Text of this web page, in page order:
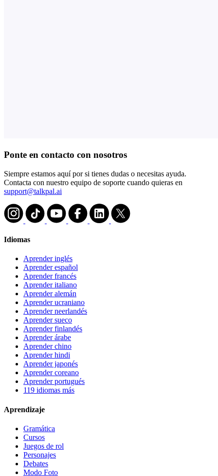
Ponte en contacto con nosotros
Siempre estamos aquí por si tienes dudas o necesitas ayuda.
Contacta con nuestro equipo de soporte cuando quieras en
support@talkpal.ai
Idiomas
Aprender inglés
Aprender español
Aprender francés
Aprender italiano
Aprender alemán
Aprender ucraniano
Aprender neerlandés
Aprender sueco
Aprender finlandés
Aprender árabe
Aprender chino
Aprender hindi
Aprender japonés
Aprender coreano
Aprender portugués
119 idiomas más
Aprendizaje
Gramática
Cursos
Juegos de rol
Personajes
Debates
Modo Foto